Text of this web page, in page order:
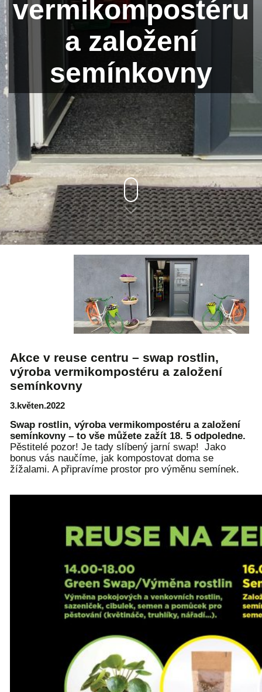
vermikompostéru
a založení
semínkovny
Akce v reuse centru – swap rostlin,
výroba vermikompostéru a založení
semínkovny
3.květen.2022
Swap rostlin, výroba vermikompostéru a založení
semínkovny – to vše můžete zažít 18. 5 odpoledne.
Pěstitelé pozor! Je tady slíbený jarní swap! Jako
bonus vás naučíme, jak kompostovat doma se
žížalami. A připravíme prostor pro výměnu semínek.